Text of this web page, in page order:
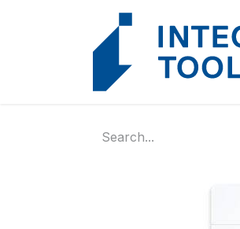
Cookies management panel